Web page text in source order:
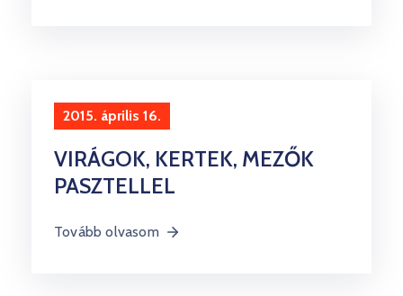
2015. április 16.
VIRÁGOK, KERTEK, MEZŐK
PASZTELLEL
Tovább olvasom